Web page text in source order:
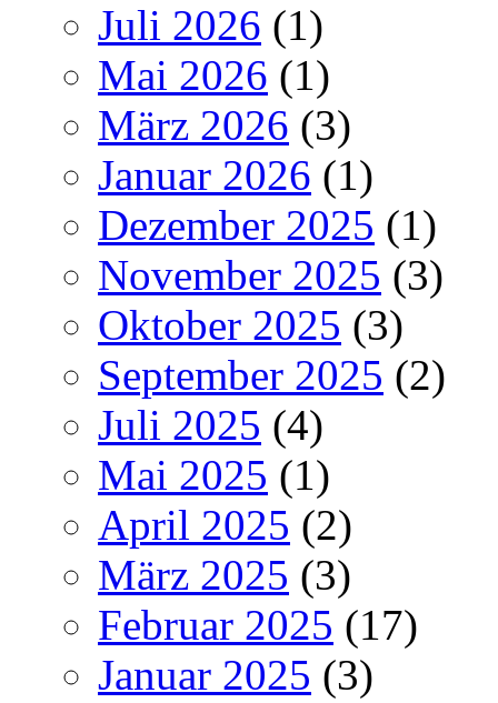
Juli 2026 (1)
Mai 2026 (1)
März 2026 (3)
Januar 2026 (1)
Dezember 2025 (1)
November 2025 (3)
Oktober 2025 (3)
September 2025 (2)
Juli 2025 (4)
Mai 2025 (1)
April 2025 (2)
März 2025 (3)
Februar 2025 (17)
Januar 2025 (3)